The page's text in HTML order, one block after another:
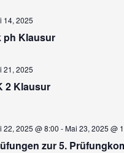
ph Klausur
14, 2025
2 Klausur
21, 2025
zur 5.
22, 2025 @ 8:00 -Mai 23, 2025 @